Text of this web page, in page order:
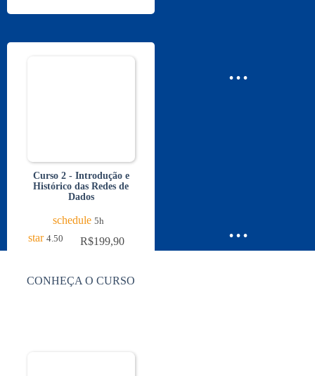
Curso 2 - Introdução e
Histórico das Redes de
Dados
schedule 5h
star 4.50 R$199,90
CONHEÇA O CURSO
...
...